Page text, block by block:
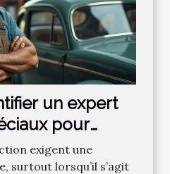
un expert
pour
?
exigent une
surtout lorsqu’il s’agit